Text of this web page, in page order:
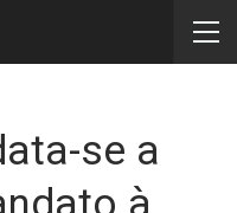
se a